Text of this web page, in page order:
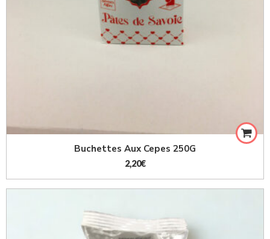
Buchettes Aux Cepes 250G
2,20€